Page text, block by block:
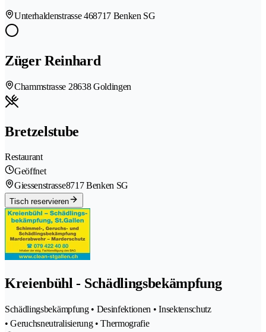
Unterhaldenstrasse 468717 Benken SG
Züger Reinhard
Chammstrasse 28638 Goldingen
Bretzelstube
Restaurant
Geöffnet
Giessenstrasse8717 Benken SG
Tisch reservieren
Kreienbühl - Schädlingsbekämpfung
Schädlingsbekämpfung • Desinfektionen • Insektenschutz
• Geruchsneutralisierung • Thermografie